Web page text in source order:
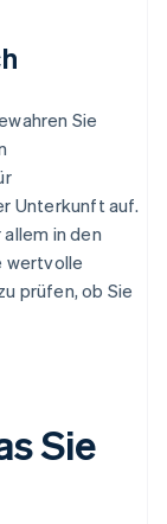
Sie
Unterkunft auf.
in den
wertvolle
prüfen, ob Sie
Sie